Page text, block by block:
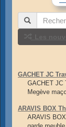
GACHET JC
GACHET JC
Megève
ARAVIS BOX
ARAVIS